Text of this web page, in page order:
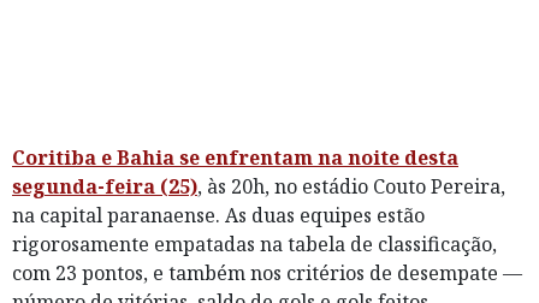
Coritiba e Bahia se enfrentam na noite desta
segunda-feira (25), às 20h, no estádio Couto Pereira,
na capital paranaense. As duas equipes estão
rigorosamente empatadas na tabela de classificação,
com 23 pontos, e também nos critérios de desempate —